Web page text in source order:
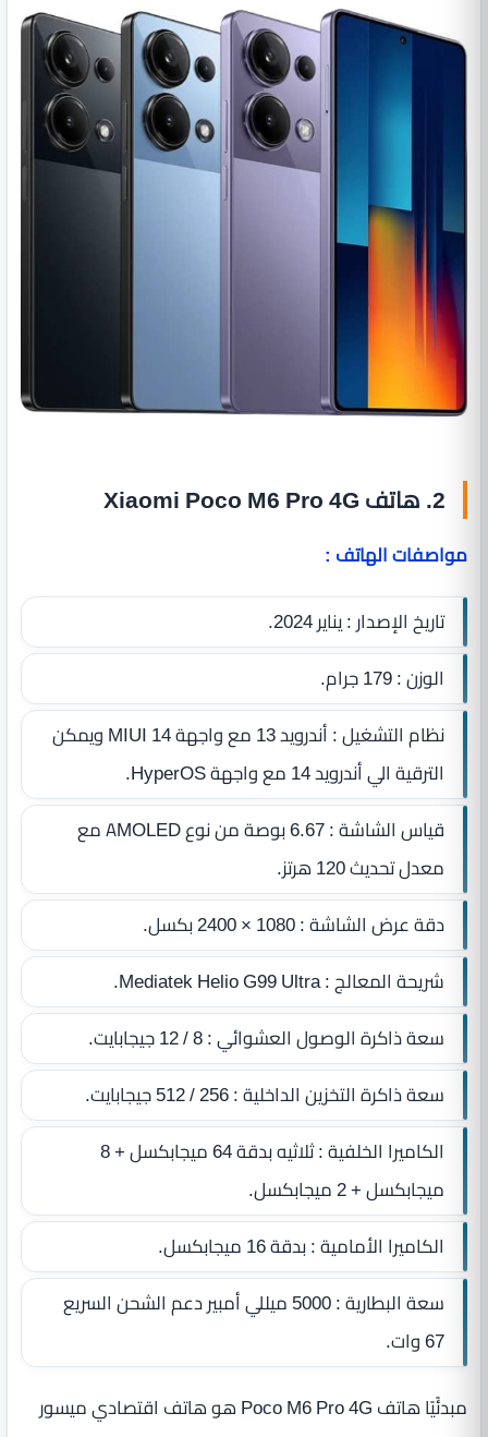
2. هاتف Xiaomi Poco M6 Pro 4G
مواصفات الهاتف :
تاريخ الإصدار : يناير 2024.
الوزن : 179 جرام.
نظام التشغيل : أندرويد 13 مع واجهة MIUI 14 ويمكن
الترقية الي أندرويد 14 مع واجهة HyperOS.
قياس الشاشة : 6.67 بوصة من نوع AMOLED مع
معدل تحديث 120 هرتز.
دقة عرض الشاشة : 1080 × 2400 بكسل.
شريحة المعالج : Mediatek Helio G99 Ultra.
سعة ذاكرة الوصول العشوائي : 8 / 12 جيجابايت.
سعة ذاكرة التخزين الداخلية : 256 / 512 جيجابايت.
الكاميرا الخلفية : ثلاثيه بدقة 64 ميجابكسل + 8
ميجابكسل + 2 ميجابكسل.
الكاميرا الأمامية : بدقة 16 ميجابكسل.
سعة البطارية : 5000 ميللي أمبير دعم الشحن السريع
67 وات.
مبدئًيًا هاتف Poco M6 Pro 4G هو هاتف اقتصادي ميسور